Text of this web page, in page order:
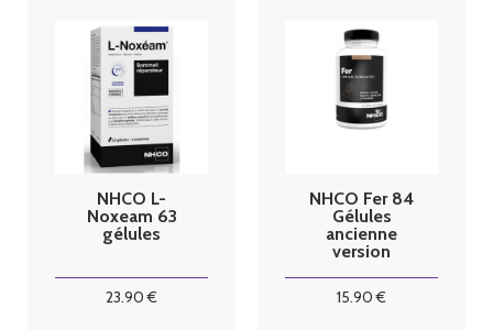
NHCO L-
Noxeam 63
gélules
23.90 €
NHCO Fer 84
Gélules
ancienne
version
15.90 €